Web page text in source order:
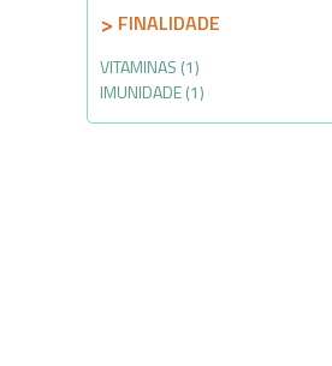
FINALIDADE
VITAMINAS (1)
IMUNIDADE (1)